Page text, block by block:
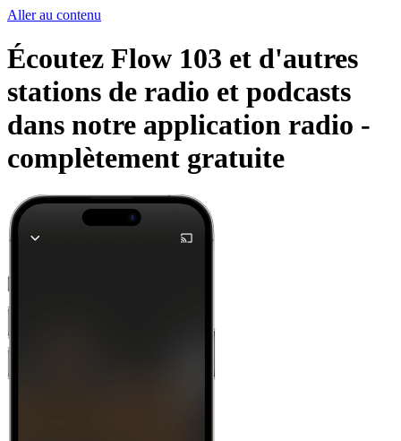
Aller au contenu
Écoutez Flow 103 et d'autres
stations de radio et podcasts
dans notre application radio -
complètement gratuite